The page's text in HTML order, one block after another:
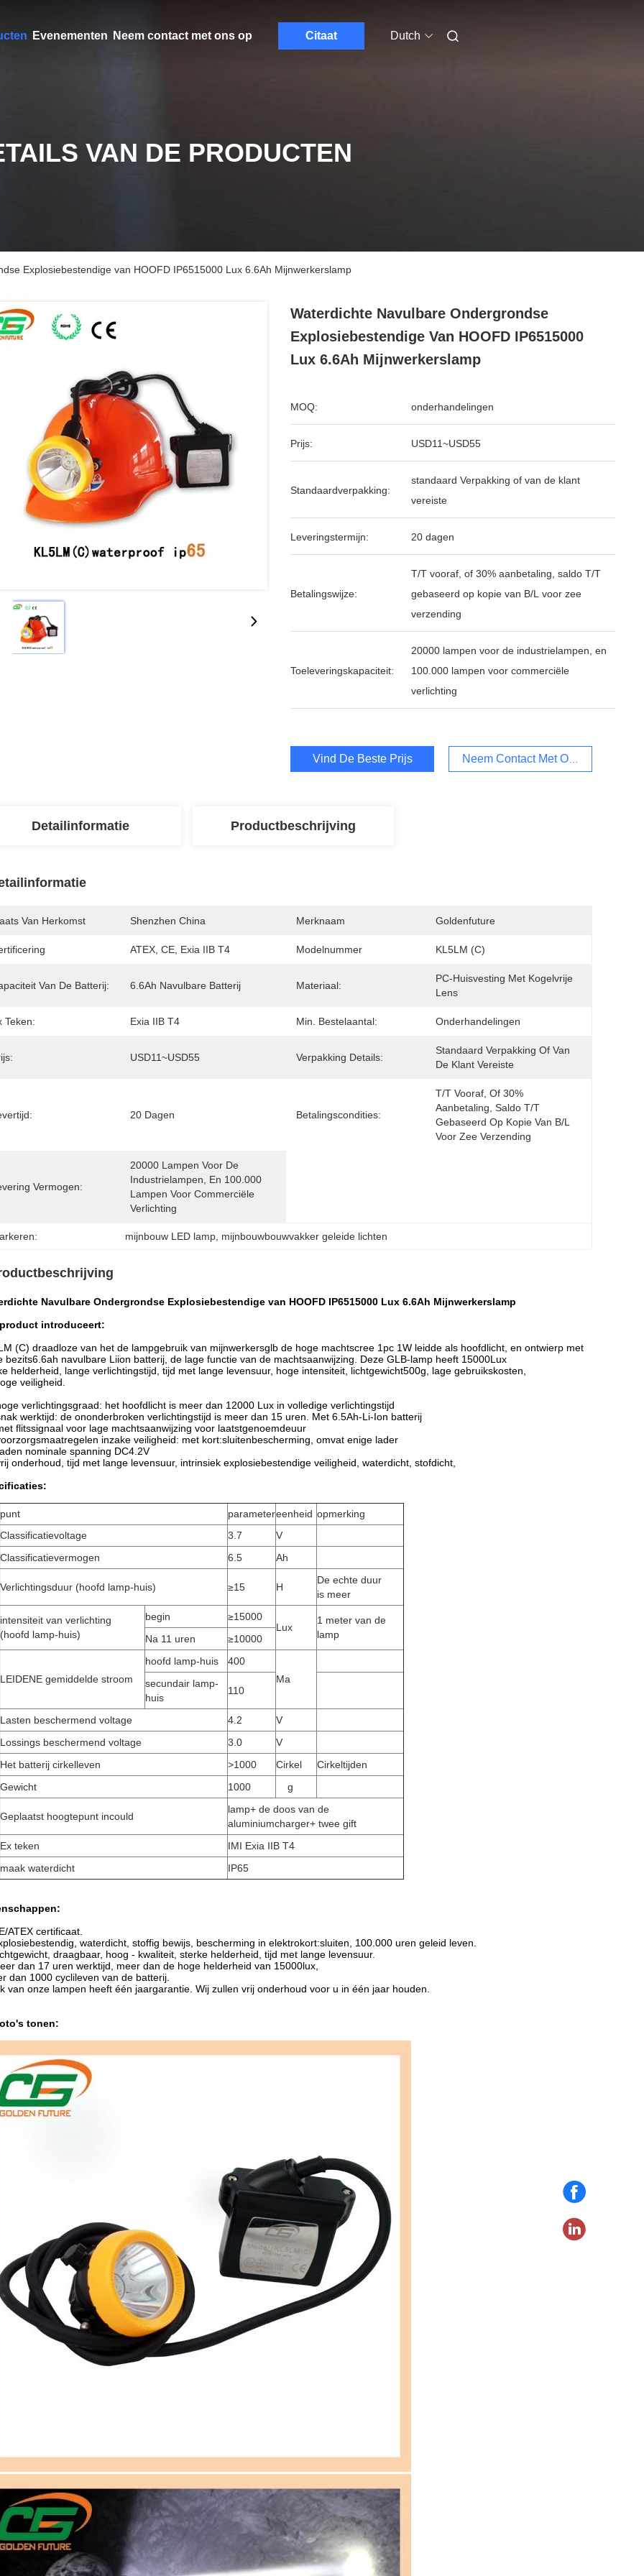
Evenementen Neem contact met ons op Citaat Dutch
VAN DE PRODUCTEN
Explosiebestendige van HOOFD IP6515000 Lux 6.6Ah Mijnwerkerslamp
Waterdichte Navulbare Ondergrondse
Explosiebestendige Van HOOFD IP6515000
Lux 6.6Ah Mijnwerkerslamp
MOQ: onderhandelingen
Prijs: USD11~USD55
Standaardverpakking:
standaard Verpakking of van de klant
vereiste
Leveringstermijn: 20 dagen
Betalingswijze:
T/T vooraf, of 30% aanbetaling, saldo T/T
gebaseerd op kopie van B/L voor zee
verzending
Toeleveringskapaciteit:
20000 lampen voor de industrielampen, en
100.000 lampen voor commerciële
verlichting
Vind De Beste Prijs Neem Contact Met Ons Op
Detailinformatie Productbeschrijving
Van Herkomst Shenzhen China Merknaam Goldenfuture
ATEX, CE, Exia IIB T4 Modelnummer KL5LM (C)
Van De Batterij: 6.6Ah Navulbare Batterij Materiaal:
PC-Huisvesting Met Kogelvrije
Lens
Teken: Exia IIB T4 Min. Bestelaantal: Onderhandelingen
USD11~USD55 Verpakking Details:
Standaard Verpakking Of Van
De Klant Vereiste
20 Dagen Betalingscondities:
T/T Vooraf, Of 30%
Aanbetaling, Saldo T/T
Gebaseerd Op Kopie Van B/L
Voor Zee Verzending
Vermogen:
20000 Lampen Voor De
Industrielampen, En 100.000
Lampen Voor Commerciële
Verlichting
mijnbouw LED lamp mijnbouwbouwvakker geleide lichten
Navulbare Ondergrondse Explosiebestendige van HOOFD IP6515000 Lux 6.6Ah Mijnwerkerslamp
introduceert:
(C) draadloze van het de lampgebruik van mijnwerkersglb de hoge machtscree 1pc 1W leidde als hoofdlicht, en ontwierp met
bezits6.6ah navulbare Liion batterij, de lage functie van de machtsaanwijzing. Deze GLB-lamp heeft 15000Lux
helderheid, lange verlichtingstijd, tijd met lange levensuur, hoge intensiteit, lichtgewicht500g, lage gebruikskosten,
veiligheid.
verlichtingsgraad: het hoofdlicht is meer dan 12000 Lux in volledige verlichtingstijd
werktijd: de ononderbroken verlichtingstijd is meer dan 15 uren. Met 6.5Ah-Li-Ion batterij
flitssignaal voor lage machtsaanwijzing voor laatstgenoemdeuur
inzake veiligheid: met kort:sluitenbescherming, omvat enige lader
nominale spanning DC4.2V
onderhoud, tijd met lange levensuur, intrinsiek explosiebestendige veiligheid, waterdicht, stofdicht,
punt parametereenheid opmerking
Classificatievoltage 3.7
V
Classificatievermogen 6.5 Ah
Verlichtingsduur (hoofd lamp-huis) ≥15 H
De echte duur
is meer
intensiteit van verlichting
(hoofd lamp-huis)
begin
≥15000
Lux
1 meter van de
lamp
Na 11 uren ≥10000
LEIDENE gemiddelde stroom
hoofd lamp-huis
400
Ma
secundair lamp-
huis
110
Lasten beschermend voltage 4.2
V
Lossings beschermend voltage 3.0
V
Het batterij cirkelleven >1000 Cirkel
Cirkeltijden
Gewicht 1000 g
Geplaatst hoogtepunt incould
lamp+ de doos van de
aluminiumcharger+ twee gift
Ex teken
IMI Exia IIB T4
maak waterdicht IP65
ATEX certificaat.
waterdicht, stoffig bewijs, bescherming in elektrokort:sluiten, 100.000 uren geleid leven.
draagbaar, hoog - kwaliteit, sterke helderheid, tijd met lange levensuur.
dan 17 uren werktijd, meer dan de hoge helderheid van 15000lux,
dan 1000 cyclileven van de batterij.
van onze lampen heeft één jaargarantie. Wij zullen vrij onderhoud voor u in één jaar houden.
tonen: